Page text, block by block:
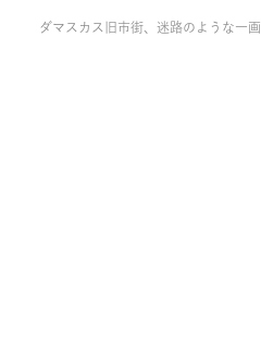
ダマスカス旧市街、迷路のような一画